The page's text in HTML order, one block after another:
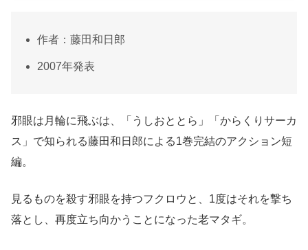
作者：藤田和日郎
2007年発表
邪眼は月輪に飛ぶは、「うしおととら」「からくりサーカ
ス」で知られる藤田和日郎による1巻完結のアクション短
編。
見るものを殺す邪眼を持つフクロウと、1度はそれを撃ち
落とし、再度立ち向かうことになった老マタギ。